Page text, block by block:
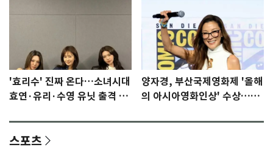
'효리수' 진짜 온다…소녀시대
효연·유리·수영 유닛 출격 [N
양자경, 부산국제영화제 '올해
의 아시아영화인상' 수상…15
스포츠